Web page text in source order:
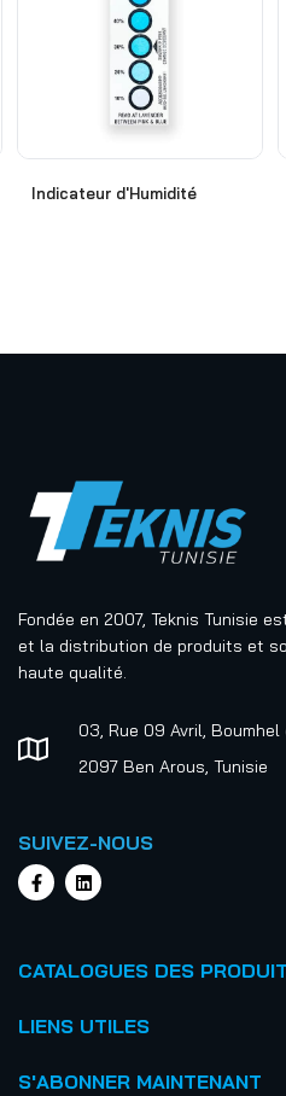
Indicateur d'Humidité
Fondée en 2007, Teknis Tunisie
et la distribution de produits et
haute qualité.
03, Rue 09 Avril,
2097 Ben Arous, Tunisie
SUIVEZ-NOUS
CATALOGUES DES
LIENS UTILES
S'ABONNER MAINTENANT